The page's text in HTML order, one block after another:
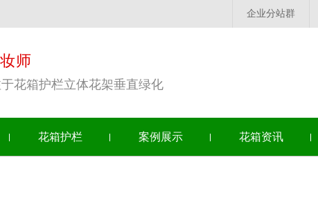
企业分站群
师
花箱护栏立体花架垂直绿化
花箱护栏 案例展示 花箱资讯